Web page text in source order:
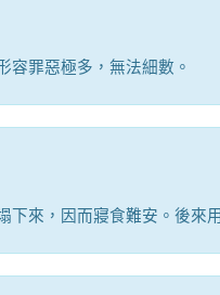
容罪惡極多，無法細數。
下來，因而寢食難安。後來